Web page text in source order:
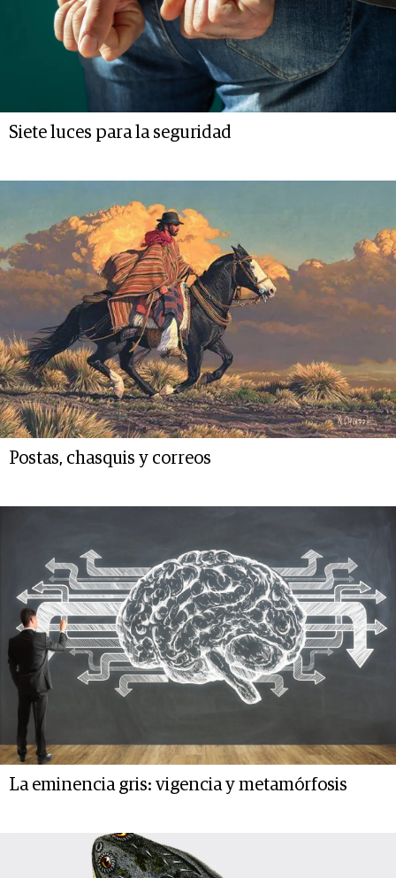
Siete luces para la seguridad
Postas, chasquis y correos
La eminencia gris: vigencia y metamórfosis